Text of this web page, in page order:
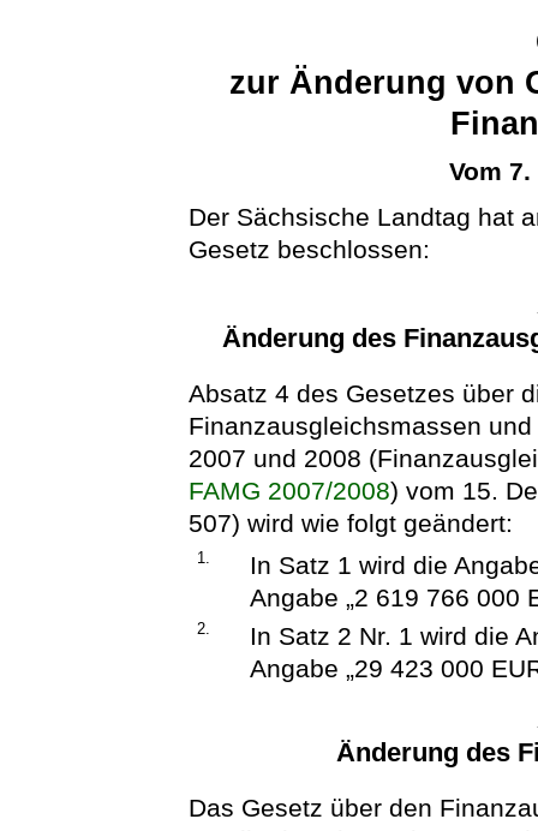
zur Änderung von
Vom
Der Sächsische Landtag hat
Gesetz beschlossen:
Änderung des
Absatz 4 des Gesetzes über
Finanzausgleichsmassen
2007 und 2008
FAMG 2007/2008) vom 15.
507) wird wie folgt geändert:
1.
In Satz 1 wird die
Angabe „2 619 766 000
2.
In Satz 2 Nr. 1 wird die
Angabe „29 423 000
Änderung des
Das Gesetz über den